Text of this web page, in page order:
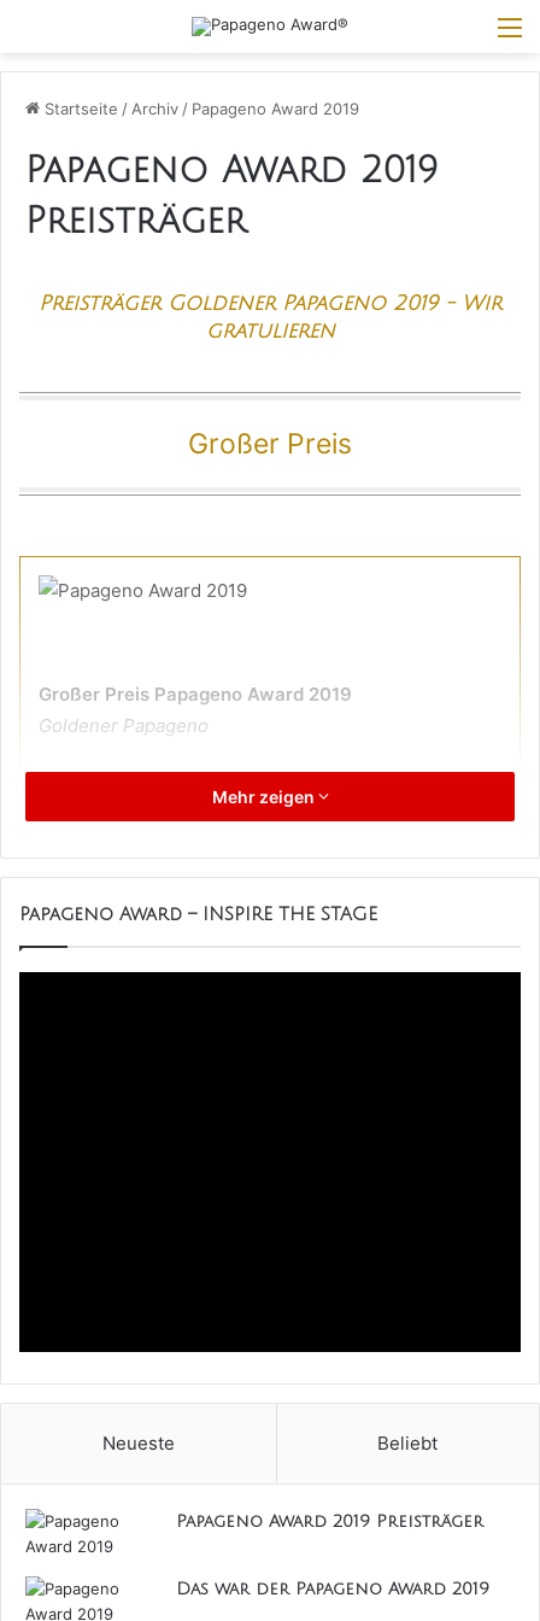
Startseite / Archiv / Papageno Award 2019
Papageno Award 2019
Preisträger
Preisträger Goldener Papageno 2019 - Wir
gratulieren
Großer Preis
Großer Preis Papageno Award 2019
Goldener Papageno
Stück: Spring Awakening - Frühlings Erwachen
Sparte: Musiktheater Autor: Steven Sater Komponist:
Regie/Musikleitung: Diana Tappen-Scheuermann,
Sebastian Polag, Musikleitung: Marc Ziethen
Organisation: Musical AG Gymnasium Oberursel
Papageno Award 2019 Preisträger - Produktion
Stück: Think! Der fantastische Fall der Charlie Holmes
Montocchio, Domenika Arnetzeder
Mehr zeigen
Papageno Award – INSPIRE THE STAGE
Neueste Beliebt
Papageno Award 2019 Preisträger
Das war der Papageno Award 2019